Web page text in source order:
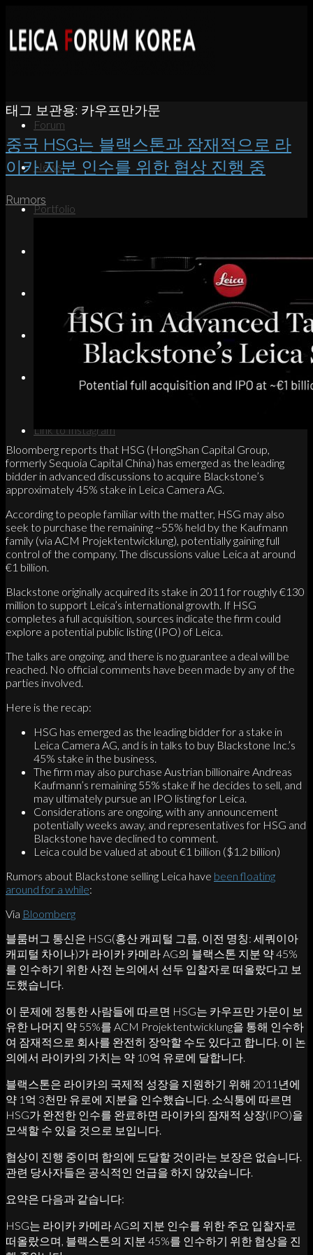
Forum
News
Portfolio
Search
Link to Instagram
태그 보관용: 카우프만가문
중국 HSG는 블랙스톤과 잠재적으로 라
이카 지분 인수를 위한 협상 진행 중
Rumors
Bloomberg reports that HSG (HongShan Capital Group,
formerly Sequoia Capital China) has emerged as the leading
bidder in advanced discussions to acquire Blackstone’s
approximately 45% stake in Leica Camera AG.
According to people familiar with the matter, HSG may also
seek to purchase the remaining ~55% held by the Kaufmann
family (via ACM Projektentwicklung), potentially gaining full
control of the company. The discussions value Leica at around
€1 billion.
Blackstone originally acquired its stake in 2011 for roughly €130
million to support Leica’s international growth. If HSG
completes a full acquisition, sources indicate the firm could
explore a potential public listing (IPO) of Leica.
The talks are ongoing, and there is no guarantee a deal will be
reached. No official comments have been made by any of the
parties involved.
Here is the recap:
HSG has emerged as the leading bidder for a stake in
Leica Camera AG, and is in talks to buy Blackstone Inc.’s
45% stake in the business.
The firm may also purchase Austrian billionaire Andreas
Kaufmann’s remaining 55% stake if he decides to sell, and
may ultimately pursue an IPO listing for Leica.
Considerations are ongoing, with any announcement
potentially weeks away, and representatives for HSG and
Blackstone have declined to comment.
Leica could be valued at about €1 billion ($1.2 billion)
Rumors about Blackstone selling Leica have been floating
around for a while:
Via Bloomberg
블룸버그 통신은 HSG(홍산 캐피털 그룹, 이전 명칭: 세쿼이아
캐피털 차이나)가 라이카 카메라 AG의 블랙스톤 지분 약 45%
를 인수하기 위한 사전 논의에서 선두 입찰자로 떠올랐다고 보
도했습니다.
이 문제에 정통한 사람들에 따르면 HSG는 카우프만 가문이 보
유한 나머지 약 55%를 ACM Projektentwicklung을 통해 인수하
여 잠재적으로 회사를 완전히 장악할 수도 있다고 합니다. 이 논
의에서 라이카의 가치는 약 10억 유로에 달합니다.
블랙스톤은 라이카의 국제적 성장을 지원하기 위해 2011년에
약 1억 3천만 유로에 지분을 인수했습니다. 소식통에 따르면
HSG가 완전한 인수를 완료하면 라이카의 잠재적 상장(IPO)을
모색할 수 있을 것으로 보입니다.
협상이 진행 중이며 합의에 도달할 것이라는 보장은 없습니다.
관련 당사자들은 공식적인 언급을 하지 않았습니다.
요약은 다음과 같습니다:
HSG는 라이카 카메라 AG의 지분 인수를 위한 주요 입찰자로
떠올랐으며, 블랙스톤의 지분 45%를 인수하기 위한 협상을 진